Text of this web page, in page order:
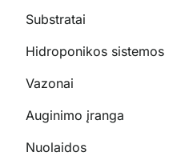
Substratai
Hidroponikos sistemos
Vazonai
Auginimo įranga
Nuolaidos